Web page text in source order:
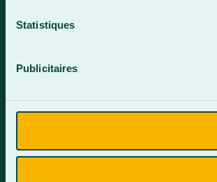
Statistiques
Publicitaires
Plan du site
Politique de confidentialité
Site web par Parkour3.com